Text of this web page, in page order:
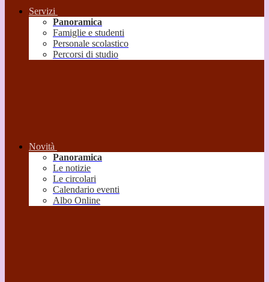
Servizi
Panoramica
Famiglie e studenti
Personale scolastico
Percorsi di studio
Novità
Panoramica
Le notizie
Le circolari
Calendario eventi
Albo Online